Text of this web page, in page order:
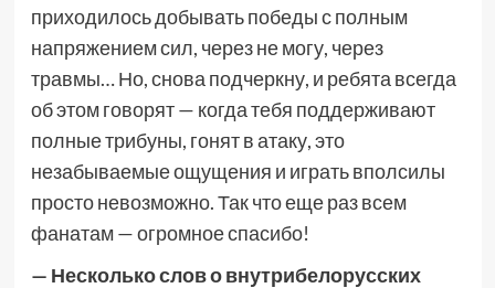
приходилось добывать победы с полным
напряжением сил, через не могу, через
травмы… Но, снова подчеркну, и ребята всегда
об этом говорят — когда тебя поддерживают
полные трибуны, гонят в атаку, это
незабываемые ощущения и играть вполсилы
просто невозможно. Так что еще раз всем
фанатам — огромное спасибо!
— Несколько слов о внутрибелорусских